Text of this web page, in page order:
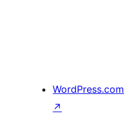
WordPress.com
↗